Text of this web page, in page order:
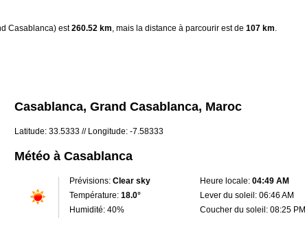
Casablanca) est260.52 km, mais la distance à parcourir est de 107 km.
Casablanca, Grand Casablanca, Maroc
Latitude: 33.5333 // Longitude: -7.58333
Météo à Casablanca
Prévisions: Clear sky
Température: 18.0°
Humidité: 40%
Heure locale: 04:49 AM
Lever du soleil: 06:46 AM
Coucher du soleil: 08:25 PM